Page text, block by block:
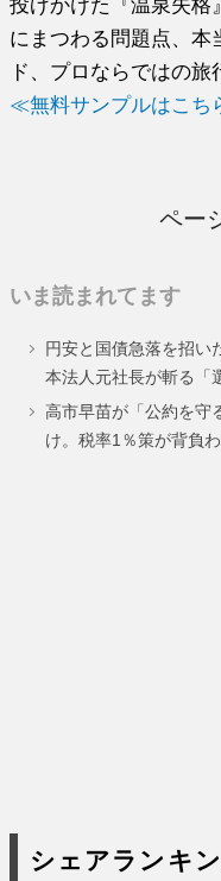
投げかけた『温泉失格
にまつわる問題点、本
ド、プロならではの旅
≪無料サンプルはこ
ペー
いま読まれてます
円安と国債急落を招い
本法人元社長が斬る「
高市早苗が「公約を守
け。税率1％策が背負
シェアランキ